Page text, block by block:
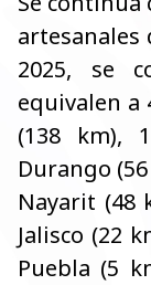
artesanales
2025, se
equivalen a
(138 km),
Durango
Nayarit (48
Jalisco (22
Puebla (5